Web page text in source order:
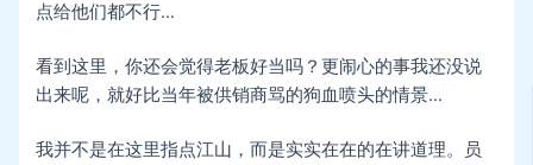
点给他们都不行…
看到这里，你还会觉得老板好当吗？更闹心的事我还没说
出来呢，就好比当年被供销商骂的狗血喷头的情景…
我并不是在这里指点江山，而是实实在在的在讲道理。员